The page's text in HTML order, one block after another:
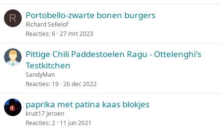
R Portobello-zwarte bonen burgers
Richard Sellelof
Reacties 6 27 mrt 2023
Pittige Chili Paddestoelen Ragu - Ottelenghi's
Testkitchen
SandyMan
Reacties 19 26 dec 2022
paprika met patina kaas blokjes
kruit17 Jeroen
Reacties 2 11 jun 2021